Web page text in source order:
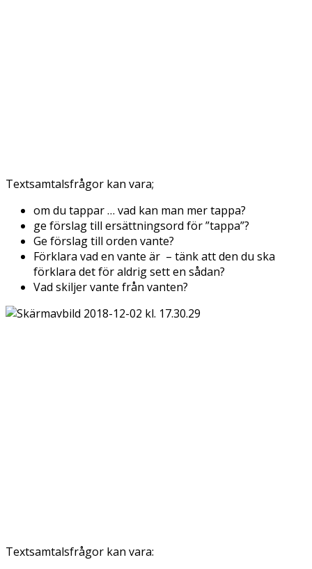
Textsamtalsfrågor kan vara;
om du tappar … vad kan man mer tappa?
ge förslag till ersättningsord för ”tappa”?
Ge förslag till orden vante?
Förklara vad en vante är – tänk att den du ska
förklara det för aldrig sett en sådan?
Vad skiljer vante från vanten?
Textsamtalsfrågor kan vara: